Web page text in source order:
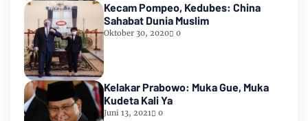
Kecam Pompeo, Kedubes: China
Sahabat Dunia Muslim
Oktober 30, 2020 0
Kelakar Prabowo: Muka Gue, Muka
Kudeta Kali Ya
Juni 13, 2021 0